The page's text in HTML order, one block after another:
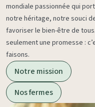
mondiale passionnée qui
notre héritage, notre souci
favoriser le bien-être de
seulement une promesse :
faisons.
Notre mission
Nos fermes